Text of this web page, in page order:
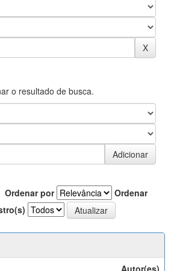
o resultado de busca.
Ordenar por
Ordenar
Autor(es)